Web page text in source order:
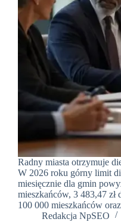
Radny miasta otrzymuje
W 2026 roku górny limit
miesięcznie dla gmin
mieszkańców, 3 483,47 zł
100 000 mieszkańców
Redakcja NpSEO